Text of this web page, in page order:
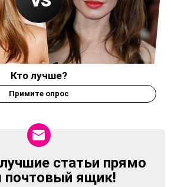
Кто лучше?
Примите опрос
статьи прямо
почтовый ящик!